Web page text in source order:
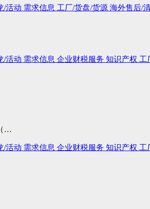
/活动 需求信息 工厂/货盘/货源 海外售后/
/活动 需求信息 企业财税服务 知识产权 工
…
/活动 需求信息 企业财税服务 知识产权 工